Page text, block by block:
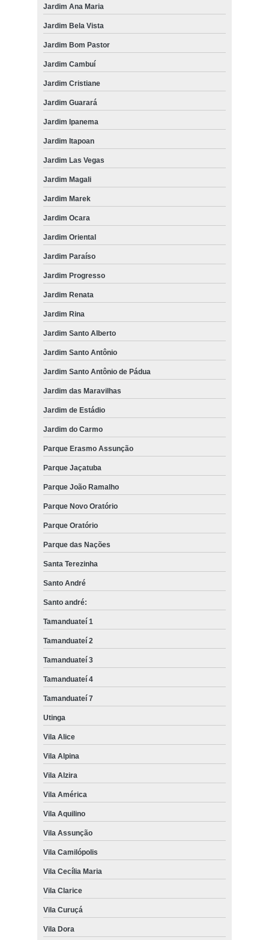
Jardim Ana Maria
Jardim Bela Vista
Jardim Bom Pastor
Jardim Cambuí
Jardim Cristiane
Jardim Guarará
Jardim Ipanema
Jardim Itapoan
Jardim Las Vegas
Jardim Magali
Jardim Marek
Jardim Ocara
Jardim Oriental
Jardim Paraíso
Jardim Progresso
Jardim Renata
Jardim Rina
Jardim Santo Alberto
Jardim Santo Antônio
Jardim Santo Antônio de Pádua
Jardim das Maravilhas
Jardim de Estádio
Jardim do Carmo
Parque Erasmo Assunção
Parque Jaçatuba
Parque João Ramalho
Parque Novo Oratório
Parque Oratório
Parque das Nações
Santa Terezinha
Santo André
Santo andré:
Tamanduateí 1
Tamanduateí 2
Tamanduateí 3
Tamanduateí 4
Tamanduateí 7
Utinga
Vila Alice
Vila Alpina
Vila Alzira
Vila América
Vila Aquilino
Vila Assunção
Vila Camilópolis
Vila Cecília Maria
Vila Clarice
Vila Curuçá
Vila Dora